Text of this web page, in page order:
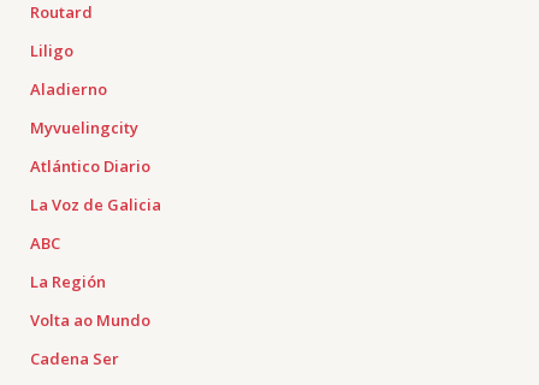
Routard
Liligo
Aladierno
Myvuelingcity
Atlántico Diario
La Voz de Galicia
ABC
La Región
Volta ao Mundo
Cadena Ser